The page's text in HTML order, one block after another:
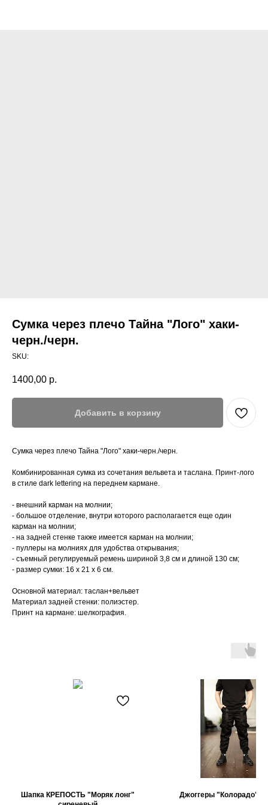
Сумка через плечо Тайна "Лого" хаки-
черн./черн.
SKU:
1400,00 р.
Добавить в корзину
Сумка через плечо Тайна "Лого" хаки-черн./черн.
Комбинированная сумка из сочетания вельвета и таслана. Принт-лого
в стиле dark lettering на переднем кармане.
- внешний карман на молнии;
- большое отделение, внутри которого располагается еще один
карман на молнии;
- на задней стенке также имеется карман на молнии;
- пуллеры на молниях для удобства открывания;
- съемный регулируемый ремень шириной 3,8 см и длиной 130 см;
- размер сумки: 16 х 21 х 6 см.
Основной материал: таслан+вельвет
Материал задней стенки: полиэстер.
Принт на кармане: шелкография.
Шапка КРЕПОСТЬ "Моряк лонг"
Джоггеры "Колорадо"